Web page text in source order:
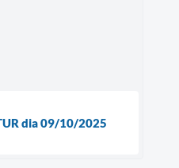
dia 09/10/2025